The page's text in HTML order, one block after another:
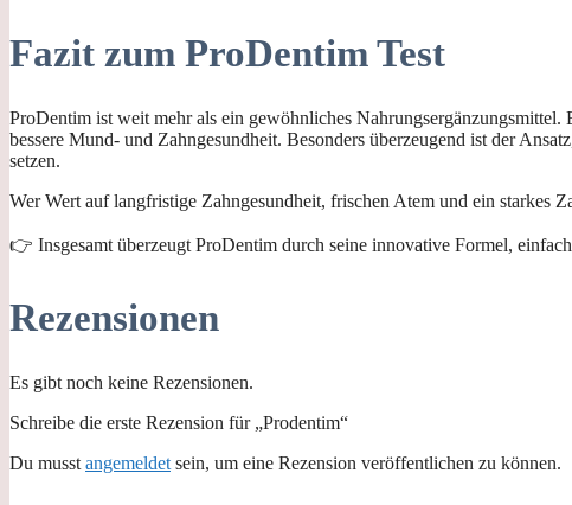
Fazit zum ProDentim Test
ProDentim ist weit mehr als ein gewöhnliches
bessere Mund- und Zahngesundheit. Besonders überzeugend ist der
setzen.
Wer Wert auf langfristige Zahngesundheit, frischen Atem und ein starkes
👉 Insgesamt überzeugt ProDentim durch seine innovative Formel,
Rezensionen
Es gibt noch keine Rezensionen.
Schreibe die erste Rezension für „Prodentim“
Du musst angemeldet sein, um eine Rezension veröffentlichen zu können.